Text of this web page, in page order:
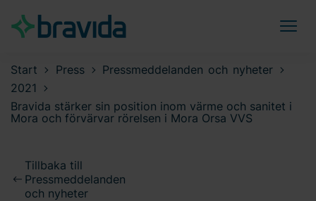
Start Press
Pressmeddelanden och nyheter
2021
Bravida stärker sin position inom värme och sanitet i
Mora och förvärvar rörelsen i Mora Orsa VVS
Tillbaka till
Pressmeddelanden
och nyheter